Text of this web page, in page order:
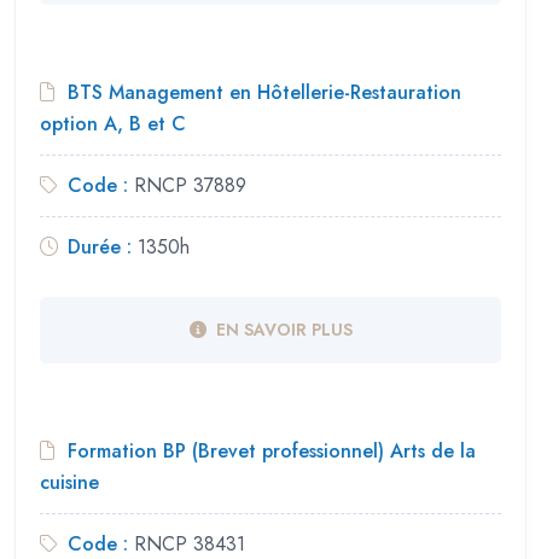
BTS Management en Hôtellerie-Restauration
option A, B et C
Code : RNCP 37889
Durée : 1350h
EN SAVOIR PLUS
Formation BP (Brevet professionnel) Arts de la
cuisine
Code : RNCP 38431